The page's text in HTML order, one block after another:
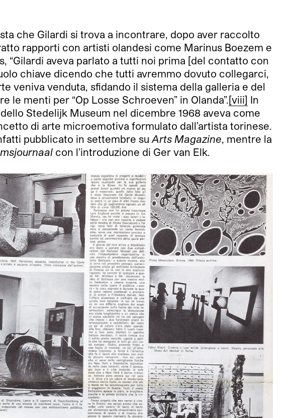
che Gilardi si trova a incontrare, dopo aver raccolto
rapporti con artisti olandesi come Marinus Boezem e
“Gilardi aveva parlato a tutti noi prima [del contatto con
chiave dicendo che tutti avremmo dovuto collegarci,
veniva venduta, sfidando il sistema della galleria e del
menti per “Op Losse Schroeven” in Olanda”.[viii] In
Stedelijk Museum nel dicembre 1968 aveva come
di arte microemotiva formulato dall’artista torinese.
pubblicato in settembre su Arts Magazine, mentre la
con l’introduzione di Ger van Elk.